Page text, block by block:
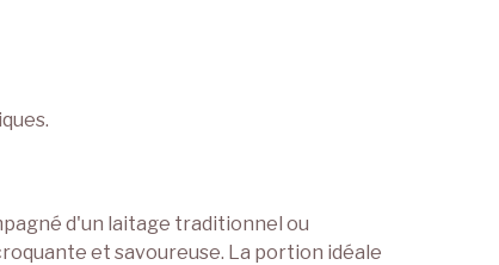
d'un laitage traditionnel ou
et savoureuse. La portion idéale